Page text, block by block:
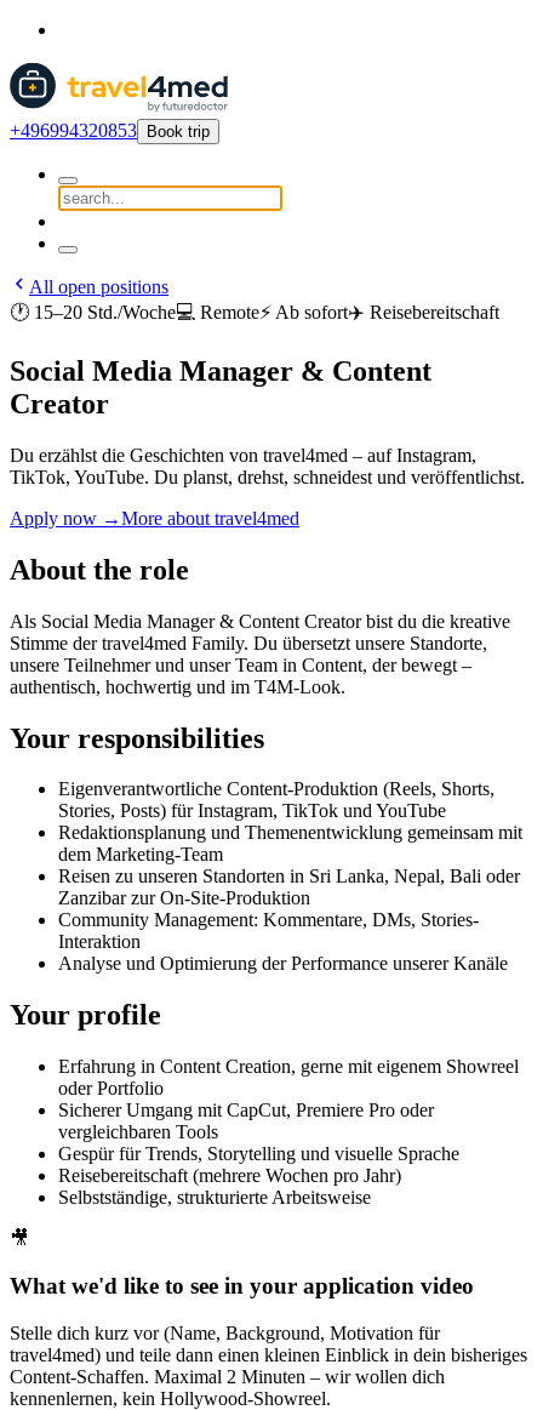
+496994320853 Book trip
All open positions
🕐 15–20 Std./Woche💻 Remote⚡ Ab sofort✈️ Reisebereitschaft
Social Media Manager & Content
Creator
Du erzählst die Geschichten von travel4med – auf Instagram,
TikTok, YouTube. Du planst, drehst, schneidest und veröffentlichst.
Apply now →More about travel4med
About the role
Als Social Media Manager & Content Creator bist du die kreative
Stimme der travel4med Family. Du übersetzt unsere Standorte,
unsere Teilnehmer und unser Team in Content, der bewegt –
authentisch, hochwertig und im T4M-Look.
Your responsibilities
Eigenverantwortliche Content-Produktion (Reels, Shorts,
Stories, Posts) für Instagram, TikTok und YouTube
Redaktionsplanung und Themenentwicklung gemeinsam mit
dem Marketing-Team
Reisen zu unseren Standorten in Sri Lanka, Nepal, Bali oder
Zanzibar zur On-Site-Produktion
Community Management: Kommentare, DMs, Stories-
Interaktion
Analyse und Optimierung der Performance unserer Kanäle
Your profile
Erfahrung in Content Creation, gerne mit eigenem Showreel
oder Portfolio
Sicherer Umgang mit CapCut, Premiere Pro oder
vergleichbaren Tools
Gespür für Trends, Storytelling und visuelle Sprache
Reisebereitschaft (mehrere Wochen pro Jahr)
Selbstständige, strukturierte Arbeitsweise
🎥
What we'd like to see in your application video
Stelle dich kurz vor (Name, Background, Motivation für
travel4med) und teile dann einen kleinen Einblick in dein bisheriges
Content-Schaffen. Maximal 2 Minuten – wir wollen dich
kennenlernen, kein Hollywood-Showreel.